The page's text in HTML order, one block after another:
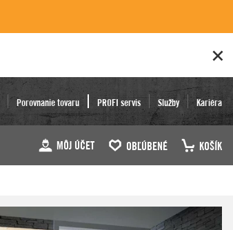
Porovnanie tovaru PROFI servis Služby Kariéra
MÔJ ÚČET OBĽÚBENÉ KOŠÍK